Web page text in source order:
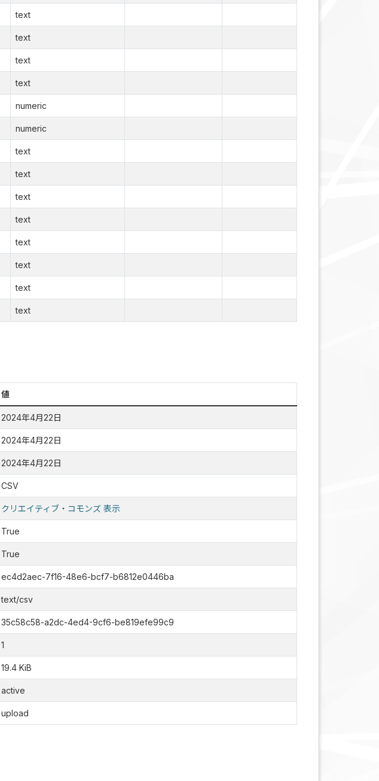
text
text
text
text
numeric
numeric
text
text
text
text
text
text
text
text
値
2024年4月22日
2024年4月22日
2024年4月22日
CSV
クリエイティブ・コモンズ 表示
True
True
ec4d2aec-7f16-48e6-bcf7-b6812e0446ba
text/csv
35c58c58-a2dc-4ed4-9cf6-be819efe99c9
1
19.4 KiB
active
upload